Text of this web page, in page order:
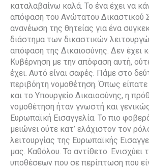
καταλαβαίνω καλά. Το ένα έχει να
απόφαση του Ανώτατου Δικαστικού
ανανέωση της θητείας για ένα
διάστημα των δικαστικών
απόφαση της Δικαιοσύνης. Δεν έχει
Κυβέρνηση με την απόφαση αυτή,
έχει. Αυτό είναι σαφές. Πάμε στο
περιβόητη νομοθέτηση. Όπως είπατε
και το Υπουργείο Δικαιοσύνης, η
νομοθέτηση ήταν γνωστή και
Ευρωπαϊκή Εισαγγελία. Το πιο
μειώνει ούτε κατ’ ελάχιστον τον
λειτουργίας της Ευρωπαϊκής
μας. Καθόλου. Το αντίθετο. Ενισχύει
υποθέσεων που σε περίπτωση που